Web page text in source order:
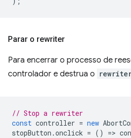
Parar o rewriter
Para encerrar o processo de
controlador e destrua o
// Stop a rewriter
const controller = new
stopButton .onclick = () =>